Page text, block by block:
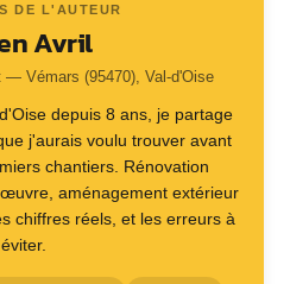
DE L'AUTEUR
Avril
Vémars (95470), Val-d'Oise
depuis 8 ans, je partage
j'aurais voulu trouver avant
chantiers. Rénovation
aménagement extérieur
chiffres réels, et les erreurs à
éviter.